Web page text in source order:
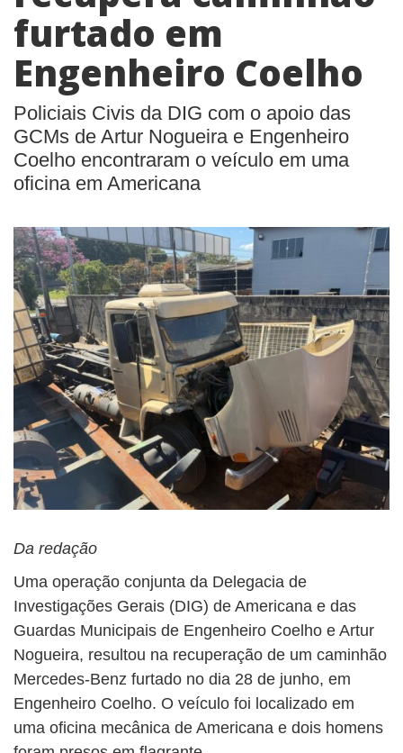
furtado em
Engenheiro Coelho
Policiais Civis da DIG com o apoio das
GCMs de Artur Nogueira e Engenheiro
Coelho encontraram o veículo em uma
oficina em Americana
Da redação
Uma operação conjunta da Delegacia de
Investigações Gerais (DIG) de Americana e das
Guardas Municipais de Engenheiro Coelho e Artur
Nogueira, resultou na recuperação de um caminhão
Mercedes-Benz furtado no dia 28 de junho, em
Engenheiro Coelho. O veículo foi localizado em
uma oficina mecânica de Americana e dois homens